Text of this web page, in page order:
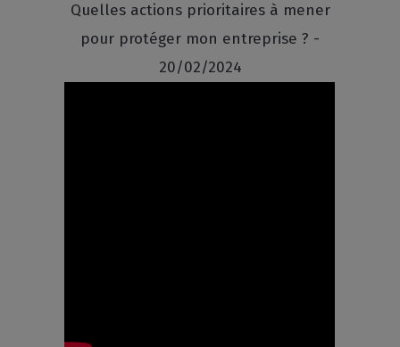
Quelles actions prioritaires à mener
pour protéger mon entreprise ? -
20/02/2024